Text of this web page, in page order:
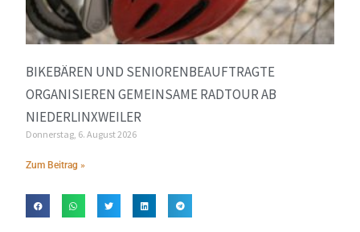
BIKEBÄREN UND SENIORENBEAUFTRAGTE
ORGANISIEREN GEMEINSAME RADTOUR AB
NIEDERLINXWEILER
Donnerstag, 6. August 2026
Zum Beitrag »